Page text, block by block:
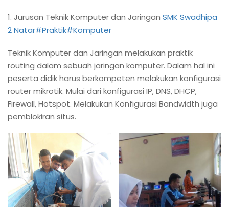
1. Jurusan Teknik Komputer dan Jaringan SMK Swadhipa
2 Natar#Praktik#Komputer
Teknik Komputer dan Jaringan melakukan praktik
routing dalam sebuah jaringan komputer. Dalam hal ini
peserta didik harus berkompeten melakukan konfigurasi
router mikrotik. Mulai dari konfigurasi IP, DNS, DHCP,
Firewall, Hotspot. Melakukan Konfigurasi Bandwidth juga
pemblokiran situs.